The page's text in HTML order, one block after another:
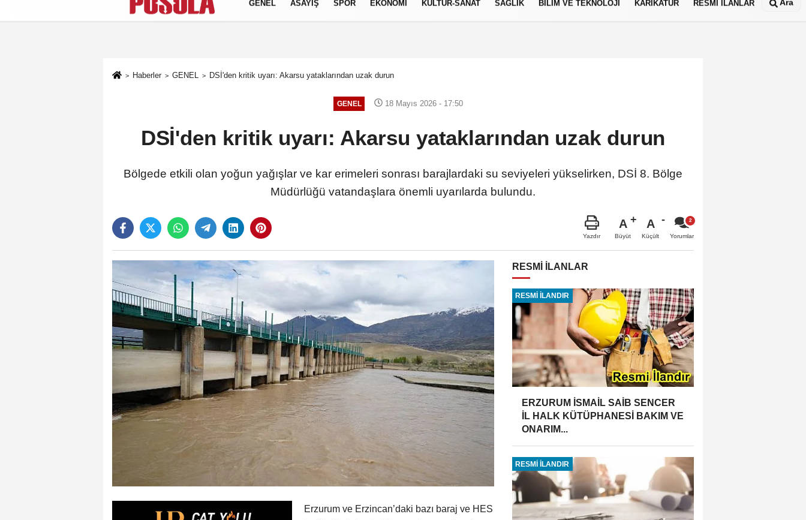
Künye İletişim Gizlilik Politikası
GENEL ASAYİŞ SPOR EKONOMİ KÜLTÜR-SANAT SAĞLIK BİLİM VE TEKNOLOJİ KARİKATÜR RESMİ İLANLAR Ara
Haberler GENEL DSİ'den kritik uyarı: Akarsu yataklarından uzak durun
GENEL 18 Mayıs 2026 - 17:50
DSİ'den kritik uyarı: Akarsu yataklarından uzak durun
Bölgede etkili olan yoğun yağışlar ve kar erimeleri sonrası barajlardaki su seviyeleri yükselirken, DSİ 8. Bölge
Müdürlüğü vatandaşlara önemli uyarılarda bulundu.
Yazdır
A
Büyüt
A
Küçült Yorumlar
Erzurum ve Erzincan’daki bazı baraj ve HES
RESMİ İLANLAR
RESMİ İLANDIR
ERZURUM İSMAİL SAİB SENCER
İL HALK KÜTÜPHANESİ BAKIM VE
ONARIM...
RESMİ İLANDIR